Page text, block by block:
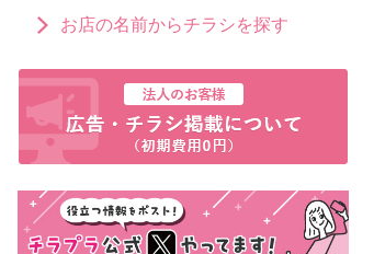
お店の名前からチラシを探す